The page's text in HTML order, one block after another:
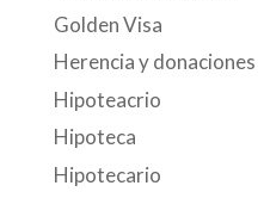
Golden Visa
Herencia y donaciones
Hipoteacrio
Hipoteca
Hipotecario